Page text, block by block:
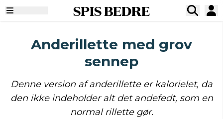
SPIS BEDRE
Anderillette med grov
sennep
Denne version af anderillette er kalorielet, da
den ikke indeholder alt det andefedt, som en
normal rillette gør.